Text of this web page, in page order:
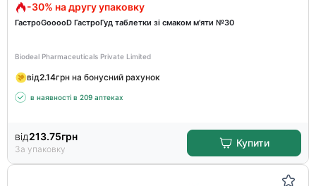
-30% на другу упаковку
ГастроGooooD ГастроГуд таблетки зі смаком м'яти №30
Biodeal Pharmaceuticals Private Limited
від2.14грн на бонусний рахунок
в наявності в 209 аптеках
від213.75грн
За упаковку
Купити